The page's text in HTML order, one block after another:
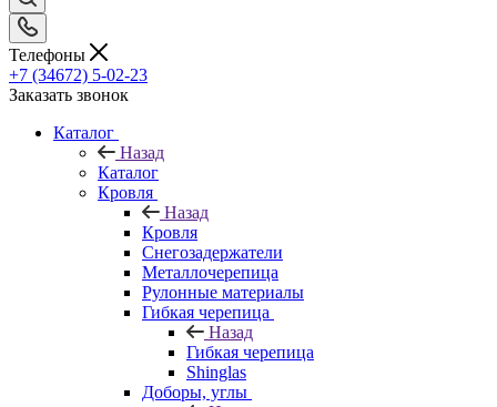
Телефоны
+7 (34672) 5-02-23
Заказать звонок
Каталог
Назад
Каталог
Кровля
Назад
Кровля
Снегозадержатели
Металлочерепица
Рулонные материалы
Гибкая черепица
Назад
Гибкая черепица
Shinglas
Доборы, углы